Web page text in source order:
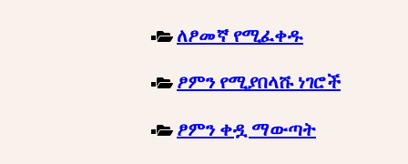
ለፆመኛ የሚፈቀዱ
ፆምን የሚያበላሹ ነገሮች
ፆምን ቀዷ ማውጣት